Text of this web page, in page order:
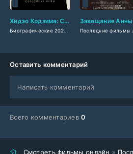
Хидэо Кодзима: Соединяя миры (2024)
Документальные
Последние фильмы /
Оставить комментарий
Написать комментарий
Всего комментариев0
Смотреть фильмы онлайн »